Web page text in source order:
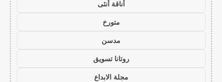
أناقة أنثى
متورخ
مدسن
روتانا تسويق
مجلة الابداع